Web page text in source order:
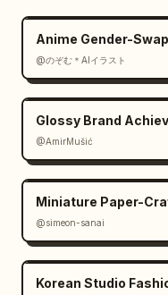
Anime Gender-
@のぞむ＊AIイラスト
Glossy Brand
@AmirMušić
Miniature Paper-
@simeon-sanai
Korean Studio